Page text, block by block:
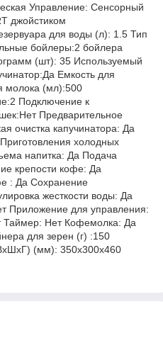
Управление: Сенсорный
джойстиком
для воды (л): 1.5 Тип
бойлеры:2 бойлера
(шт): 35 Используемый
Емкость для
молока (мл):500
Подключение к
Предварительное
очистка капучинатора: Да
холодных
напитка: Да Подача
крепости кофе: Да
: Да Сохранение
жесткости воды: Да
Приложение для управления:
Таймер: Нет Кофемолка: Да
для зерен (г) :150
(мм): 350x300x460